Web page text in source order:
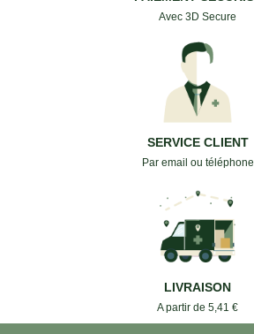
Avec 3D Secure
SERVICE CLIENT
Par email ou téléphone
LIVRAISON
A partir de 5,41 €